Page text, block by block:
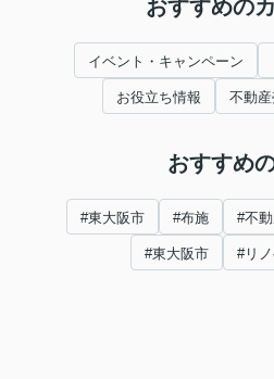
おすすめの
イベント・キャンペーン
お役立ち情報 不動
おすすめ
#東大阪市 #布施 #不
#東大阪市 #リ